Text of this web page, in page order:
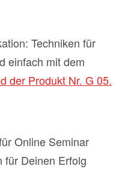
Techniken für
einfach mit dem
der Produkt Nr. G 05.
Online Seminar
für Deinen Erfolg